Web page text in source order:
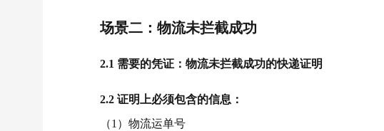
场景二：物流未拦截成功
2.1 需要的凭证：物流未拦截成功的快递证明
2.2 证明上必须包含的信息：
（1）物流运单号